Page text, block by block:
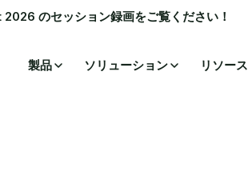
のセッション録画をご覧ください！
製品 ソリューション リソース